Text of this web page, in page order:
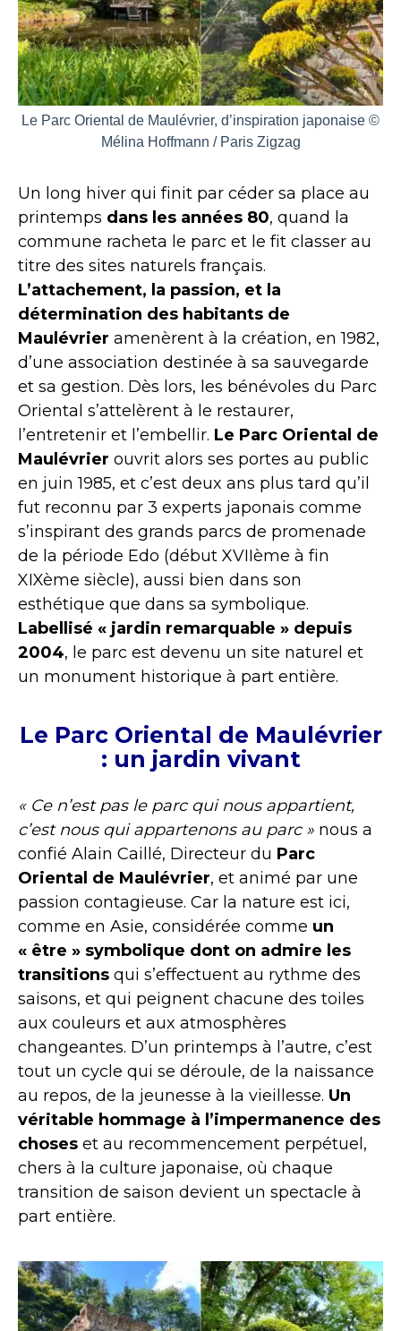
Le Parc Oriental de Maulévrier, d’inspiration japonaise ©
Mélina Hoffmann / Paris Zigzag
Un long hiver qui finit par céder sa place au
printemps dans les années 80, quand la
commune racheta le parc et le fit classer au
titre des sites naturels français.
L’attachement, la passion, et la
détermination des habitants de
Maulévrier amenèrent à la création, en 1982,
d’une association destinée à sa sauvegarde
et sa gestion. Dès lors, les bénévoles du Parc
Oriental s’attelèrent à le restaurer,
l’entretenir et l’embellir. Le Parc Oriental de
Maulévrier ouvrit alors ses portes au public
en juin 1985, et c’est deux ans plus tard qu’il
fut reconnu par 3 experts japonais comme
s’inspirant des grands parcs de promenade
de la période Edo (début XVIIème à fin
XIXème siècle), aussi bien dans son
esthétique que dans sa symbolique.
Labellisé « jardin remarquable » depuis
2004, le parc est devenu un site naturel et
un monument historique à part entière.
Le Parc Oriental de Maulévrier
: un jardin vivant
« Ce n’est pas le parc qui nous appartient,
c’est nous qui appartenons au parc » nous a
confié Alain Caillé, Directeur du Parc
Oriental de Maulévrier, et animé par une
passion contagieuse. Car la nature est ici,
comme en Asie, considérée comme un
« être » symbolique dont on admire les
transitions qui s’effectuent au rythme des
saisons, et qui peignent chacune des toiles
aux couleurs et aux atmosphères
changeantes. D’un printemps à l’autre, c’est
tout un cycle qui se déroule, de la naissance
au repos, de la jeunesse à la vieillesse. Un
véritable hommage à l’impermanence des
choses et au recommencement perpétuel,
chers à la culture japonaise, où chaque
transition de saison devient un spectacle à
part entière.